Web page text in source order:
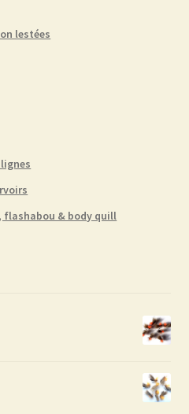
lestées
flashabou & body quill